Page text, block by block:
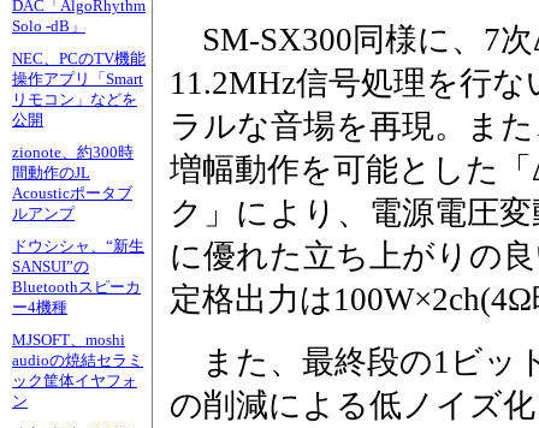
DAC「AlgoRhythm
Solo -dB」
NEC、PCのTV機能
操作アプリ「Smart
リモコン」などを
公開
zionote、約300時
間動作のJL
Acousticポータブ
ルアンプ
ドウシシャ、“新生
SANSUI”の
Bluetoothスピーカ
ー4機種
MJSOFT、moshi
audioの焼結セラミ
ック筐体イヤフォ
ン
SM-SX300同様に、7
11.2MHz信号処理を行
ラルな音場を再現。ま
増幅動作を可能とした
ク」により、電源電圧
に優れた立ち上がりの
定格出力は
また、最終段の1ビッ
の削減による低ノイズ